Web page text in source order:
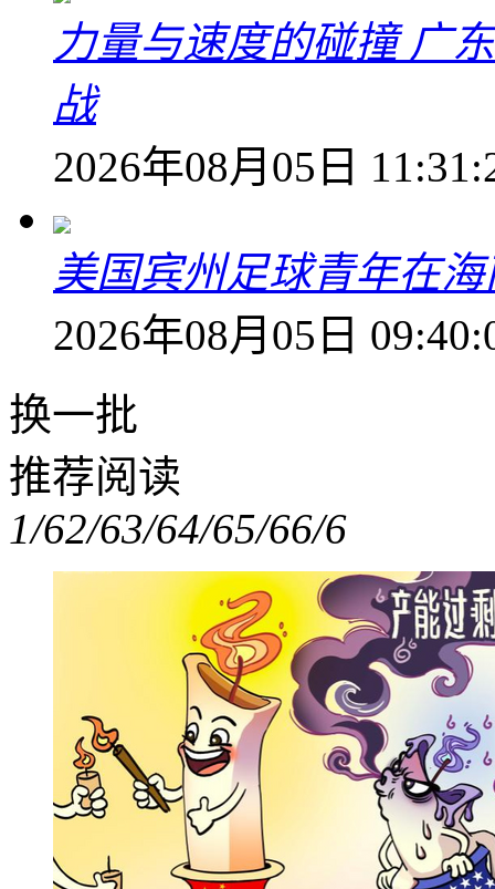
力量与速度的碰撞 广
战
2026年08月05日
美国宾州足球青年在
2026年08月05日
换一批
推荐阅读
1/62/63/64/65/66/6